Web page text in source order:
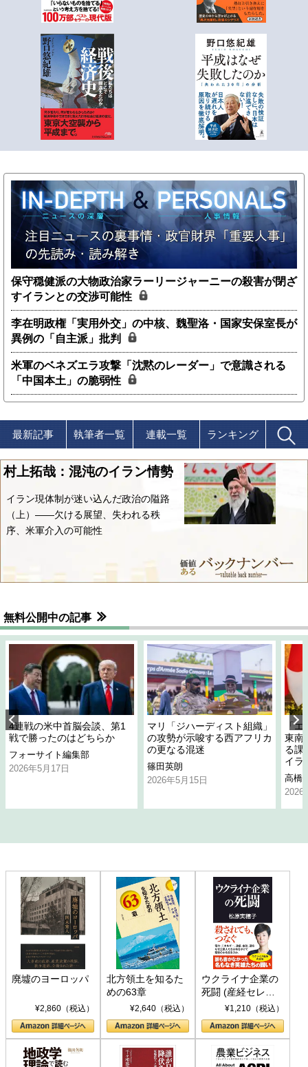
保守穏健派の大物政治家ラーリージャーニーの殺害が閉ざ
すイランとの交渉可能性
李在明政権「実用外交」の中核、魏聖洛・国家安保室長が
異例の「自主派」批判
米軍のベネズエラ攻撃「沈黙のレーダー」で意識される
「中国本土」の脆弱性
最新記事 執筆者一覧 連載一覧 ランキング
村上拓哉：混沌のイラン情勢
イラン現体制が迷い込んだ政治の隘路
（上）――欠ける展望、失われる秩
序、米軍介入の可能性
無料公開中の記事
4連戦の米中首脳会談、第1
戦で勝ったのはどちらか
フォーサイト編集部
2026年5月17日
マリ「ジハーディスト組織」
の攻勢が示唆する西アフリカ
の更なる混迷
篠田英朗
2026年5月15日
「
東南
る課
イラ
高橋
2026
廃墟のヨーロッパ
¥2,860（税込）
北方領土を知るた
めの63章
¥2,640（税込）
ウクライナ企業の
死闘 (産経セレク
ト S 039)¥1,210（税込）